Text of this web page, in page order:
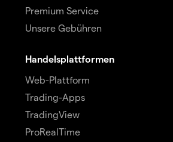
Premium Service
Unsere Gebühren
Handelsplattformen
Web-Plattform
Trading-Apps
TradingView
ProRealTime